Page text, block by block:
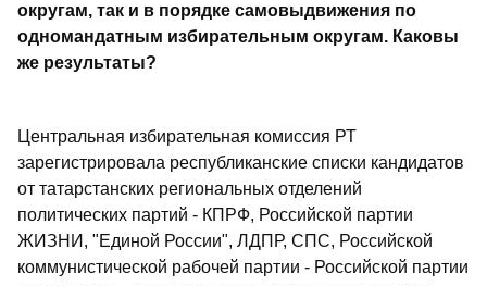
округам, так и в порядке самовыдвижения по
одномандатным избирательным округам. Каковы
же результаты?
Центральная избирательная комиссия РТ
зарегистрировала республиканские списки кандидатов
от татарстанских региональных отделений
политических партий - КПРФ, Российской партии
ЖИЗНИ, "Единой России", ЛДПР, СПС, Российской
коммунистической рабочей партии - Российской партии